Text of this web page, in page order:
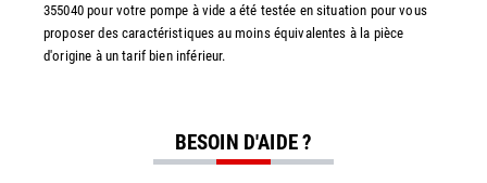
355040 pour votre pompe à vide a été testée en situation pour vous
proposer des caractéristiques au moins équivalentes à la pièce
d'origine à un tarif bien inférieur.
BESOIN D'AIDE ?